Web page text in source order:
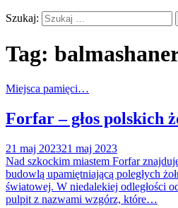
Szukaj:
Tag:
Miejsca pamięci…
Forfar – głos polskich
21 maj 202321 maj 2023
Nad szkockim miastem Forfar
budowlą upamiętniającą poległych
światowej. W niedalekiej odległości
pulpit z nazwami wzgórz, które…